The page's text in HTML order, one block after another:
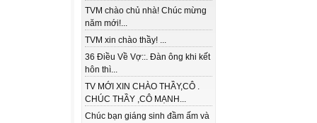
TVM chào chủ nhà! Chúc mừng
năm mới!...
TVM xin chào thầy! ...
36 Điều Về Vợ::. Đàn ông khi kết
hôn thì...
TV MỚI XIN CHÀO THẦY,CÔ .
CHÚC THẦY ,CÔ MẠNH...
Chúc bạn giáng sinh đầm ấm và